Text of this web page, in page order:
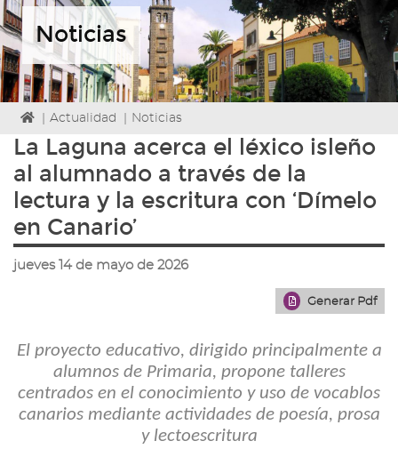
Facebook
TwitterYoutube
Noticias
Icono
Home
para
a
la
página
de
Actualidad Noticias
La Laguna acerca el léxico isleño
al alumnado a través de la
lectura y la escritura con ‘Dímelo
en Canario’
jueves 14 de mayo de 2026
Generar Pdf
El proyecto educativo, dirigido principalmente a
alumnos de Primaria, propone talleres
centrados en el conocimiento y uso de vocablos
canarios mediante actividades de poesía, prosa
y lectoescritura